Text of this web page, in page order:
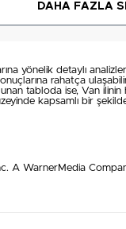
DAHA FAZLA
yönelik detaylı
rahatça
tabloda ise, Van
kapsamlı bir
A WarnerMedia